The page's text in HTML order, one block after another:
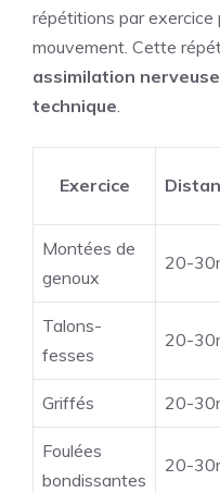
répétitions par exercice
mouvement. Cette
assimilation
technique.
Exercice
Montées de
genoux
20-
Talons-
fesses
20-
Griffés 20-
Foulées
bondissantes
20-